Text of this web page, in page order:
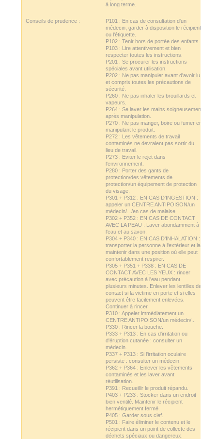
à long terme.
Conseils de prudence :
P101 : En cas de consultation d'un
médecin, garder à disposition le récipient
ou l'étiquette.
P102 : Tenir hors de portée des enfants.
P103 : Lire attentivement et bien
respecter toutes les instructions.
P201 : Se procurer les instructions
spéciales avant utilisation.
P202 : Ne pas manipuler avant d'avoir lu
et compris toutes les précautions de
sécurité.
P260 : Ne pas inhaler les brouillards et
vapeurs.
P264 : Se laver les mains soigneusement
après manipulation.
P270 : Ne pas manger, boire ou fumer en
manipulant le produit.
P272 : Les vêtements de travail
contaminés ne devraient pas sortir du
lieu de travail.
P273 : Eviter le rejet dans
l'environnement.
P280 : Porter des gants de
protection/des vêtements de
protection/un équipement de protection
du visage.
P301 + P312 : EN CAS D'INGESTION :
appeler un CENTRE ANTIPOISON/un
médecin/.../en cas de malaise.
P302 + P352 : EN CAS DE CONTACT
AVEC LA PEAU : Laver abondamment à
l'eau et au savon.
P304 + P340 : EN CAS D'INHALATION :
transporter la personne à l'extérieur et la
maintenir dans une position où elle peut
confortablement respirer.
P305 + P351 + P338 : EN CAS DE
CONTACT AVEC LES YEUX : rincer
avec précaution à l'eau pendant
plusieurs minutes. Enlever les lentilles de
contact si la victime en porte et si elles
peuvent être facilement enlevées.
Continuer à rincer.
P310 : Appeler immédiatement un
CENTRE ANTIPOISON/un médecin/...
P330 : Rincer la bouche.
P333 + P313 : En cas d'irritation ou
d'éruption cutanée : consulter un
médecin.
P337 + P313 : Si l'irritation oculaire
persiste : consulter un médecin.
P362 + P364 : Enlever les vêtements
contaminés et les laver avant
réutilisation.
P391 : Recueillir le produit répandu.
P403 + P233 : Stocker dans un endroit
bien ventilé. Maintenir le récipient
hermétiquement fermé.
P405 : Garder sous clef.
P501 : Faire éliminer le contenu et le
récipient dans un point de collecte des
déchets spéciaux ou dangereux.